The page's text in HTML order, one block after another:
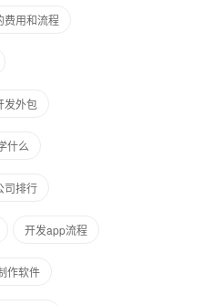
费用和流程
发外包
什么
司排行
开发app流程
作软件